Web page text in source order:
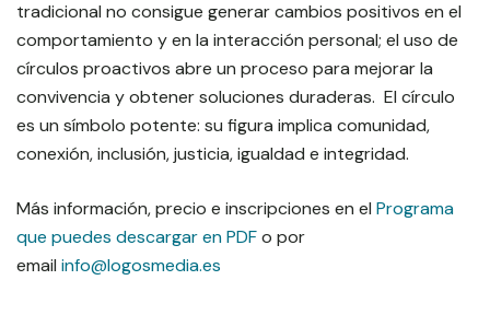
tradicional no consigue generar cambios positivos en el
comportamiento y en la interacción personal; el uso de
círculos proactivos abre un proceso para mejorar la
convivencia y obtener soluciones duraderas. El círculo
es un símbolo potente: su figura implica comunidad,
conexión, inclusión, justicia, igualdad e integridad.
Más información, precio e inscripciones en el Programa
que puedes descargar en PDFo por
email info@logosmedia.es